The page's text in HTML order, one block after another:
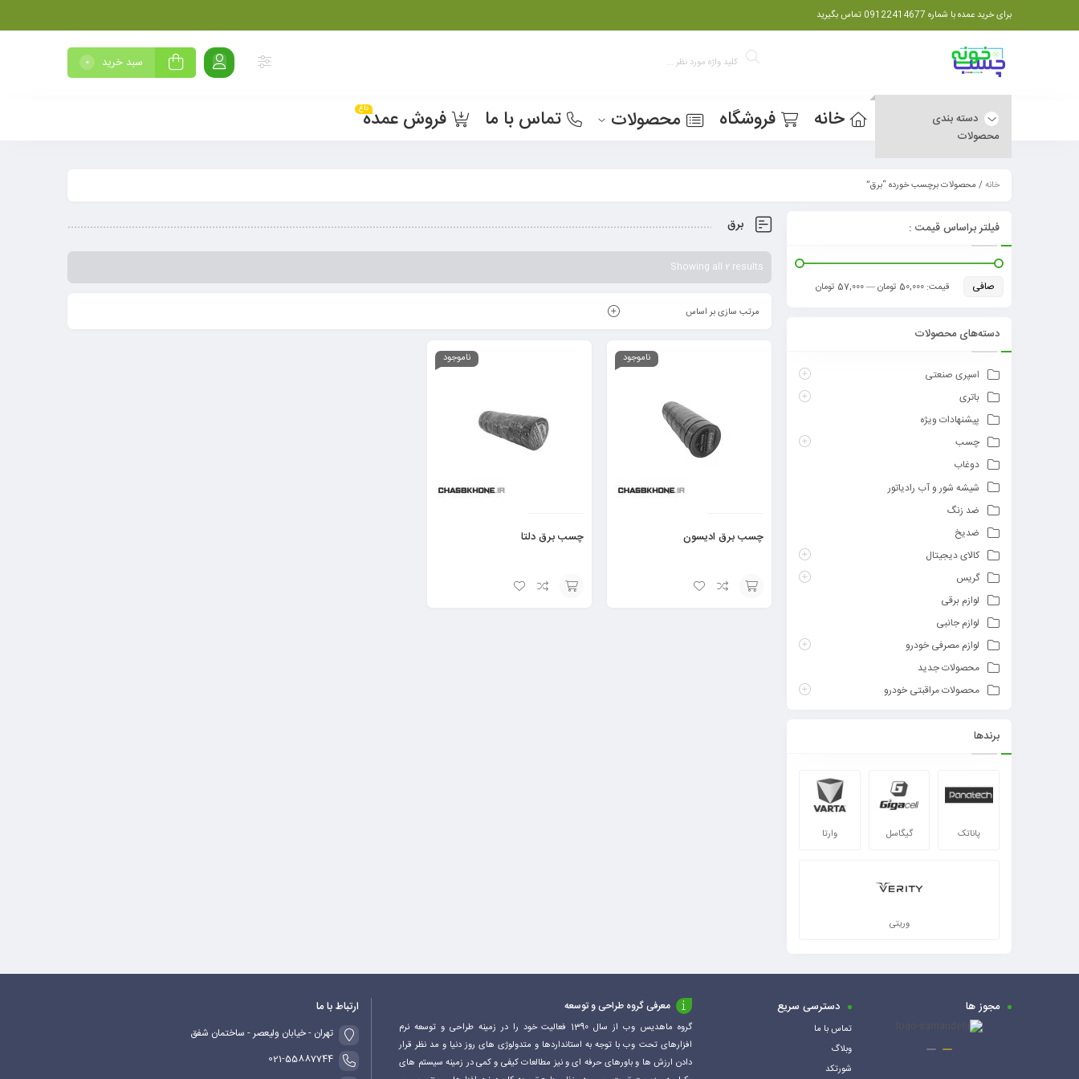
برای خرید عمده با شماره 09122414677 تماس بگیرید
سبد خرید 0
دسته بندی
محصولات
خانه فروشگاه محصولات تماس با ما فروش عمدهداغ
خانه/ محصولات برچسب خورده “برق”
برق
Showing all 2 results
مرتب سازی بر اساس
ناموجود
چسب برق ادیسون
ناموجود
چسب برق دلتا
فیلتر براساس قیمت :
صافی قيمت: 50,000 تومان —57,000 تومان
دسته‌های محصولات
اسپری صنعتی
باتری
پیشنهادات ویژه
چسب
دوغاب
شیشه شور و آب رادیاتور
ضد زنگ
ضدیخ
کالای دیجیتال
گریس
لوازم برقی
لوازم جانبی
لوازم مصرفی خودرو
محصولات جدید
محصولات مراقبتی خودرو
برندها
پاناتک گیگاسل وارتا
وریتی
مجوز ها دسترسی سریع
تماس با ما
وبلاگ
شورتکد
معرفی گروه طراحی و توسعه
گروه ماهدیس وب از سال 1390 فعالیت خود را در زمینه طراحی و توسعه نرم
افزارهای تحت وب با توجه به استانداردها و متدولوژی های روز دنیا و مد نظر قرار
دادن ارزش ها و باورهای حرفه ای و نیز مطالعات کیفی و کمی در زمینه سیستم های
ارتباط با ما
تهران - خیابان ولیعصر - ساختمان شفق
021-55887744